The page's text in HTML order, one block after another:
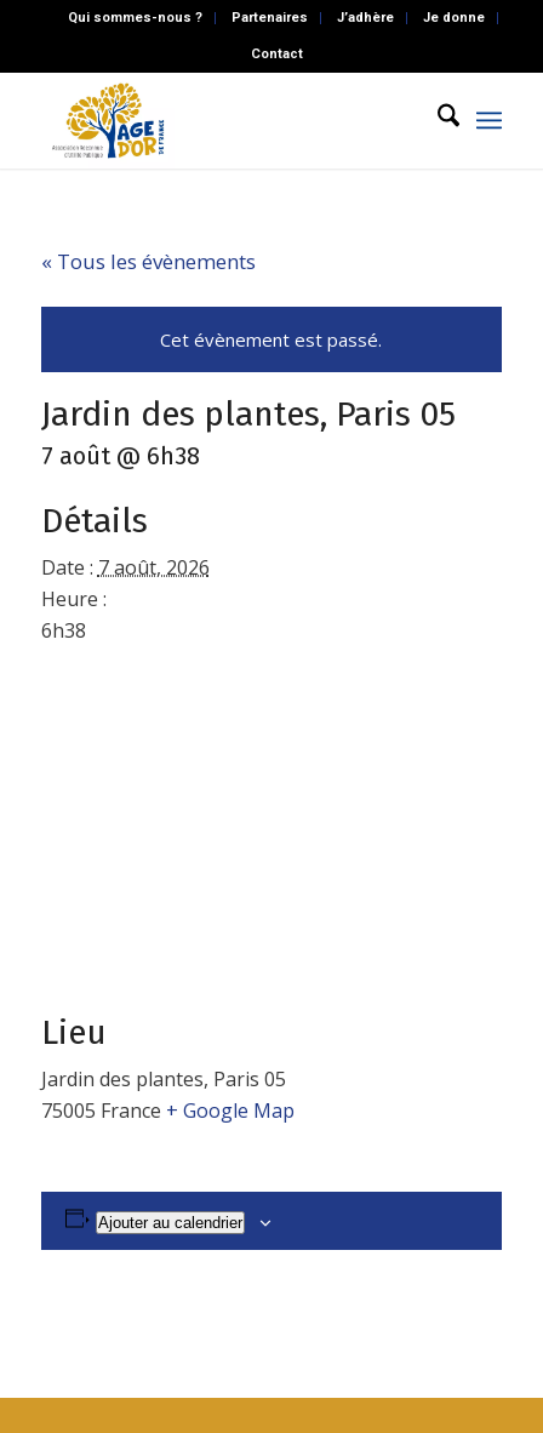
Qui sommes-nous ? Partenaires J’adhère Je donne
Contact
« Tous les évènements
Cet évènement est passé.
Jardin des plantes, Paris 05
7 août @ 6h38
Détails
Date : 7 août, 2026
Heure :
6h38
Lieu
Jardin des plantes, Paris 05
75005 France + Google Map
Ajouter au calendrier